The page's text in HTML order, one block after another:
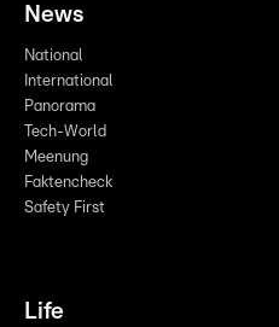
News
National
International
Panorama
Tech-World
Meenung
Faktencheck
Safety First
Life